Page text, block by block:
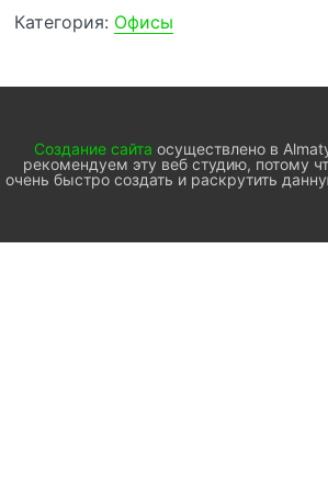
Категория: Офисы
Создание сайта осуществлено в
рекомендуем эту веб студию, потому
очень быстро создать и раскрутить